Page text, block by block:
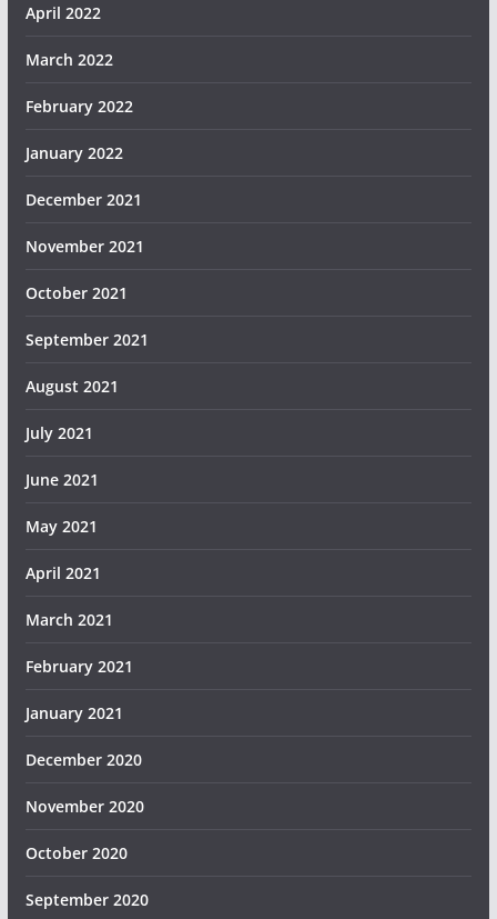
April 2022
March 2022
February 2022
January 2022
December 2021
November 2021
October 2021
September 2021
August 2021
July 2021
June 2021
May 2021
April 2021
March 2021
February 2021
January 2021
December 2020
November 2020
October 2020
September 2020